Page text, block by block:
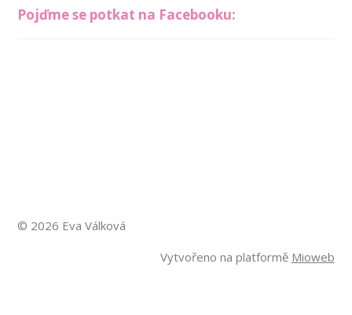
Pojďme se potkat na Facebooku:
© 2026 Eva Válková
Vytvořeno na platformě Mioweb